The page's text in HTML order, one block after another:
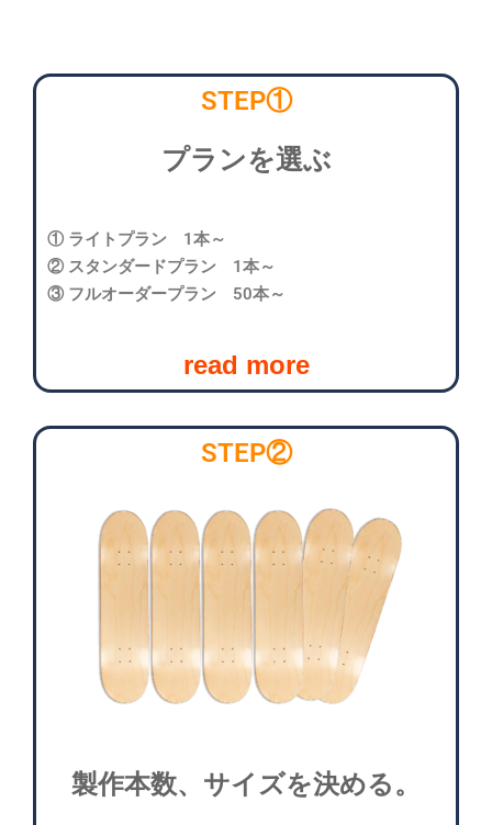
STEP①
プランを選ぶ
① ライトプラン 1本～
② スタンダードプラン 1本～
③ フルオーダープラン 50本～
read more
STEP②
製作本数、サイズを決める。